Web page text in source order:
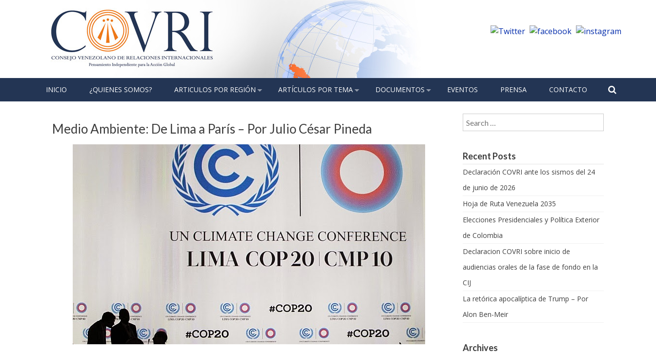
INICIO ¿QUIENES SOMOS? ARTICULOS POR REGIÓN ARTÍCULOS POR TEMA DOCUMENTOS EVENTOS PRENSA CONTACTO
Medio Ambiente: De Lima a París – Por Julio César Pineda
Search for:
Recent Posts
Declaración COVRI ante los sismos del 24
de junio de 2026
Hoja de Ruta Venezuela 2035
Elecciones Presidenciales y Política Exterior
de Colombia
Declaracion COVRI sobre inicio de
audiencias orales de la fase de fondo en la
CIJ
La retórica apocalíptica de Trump – Por
Alon Ben-Meir
Archives